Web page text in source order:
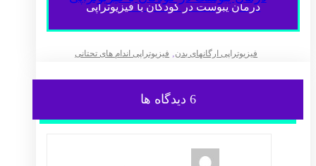
درمان یبوست در کودکان با فیزیوتراپی
فیزیوتراپی ارگانهای بدن, فیزیوتراپی اندام های تحتانی
6 دیدگاه ها